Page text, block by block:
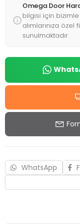
Omega Door
bilgisi için
alımlarınıza
sunulmaktadır.
WhatsApp